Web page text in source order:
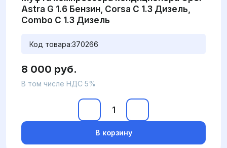
Astra G 1.6 Бензин, Corsa C 1.3 Дизель,
Combo C 1.3 Дизель
Код товара:370266
8 000 руб.
В том числе НДС 5%
В корзину